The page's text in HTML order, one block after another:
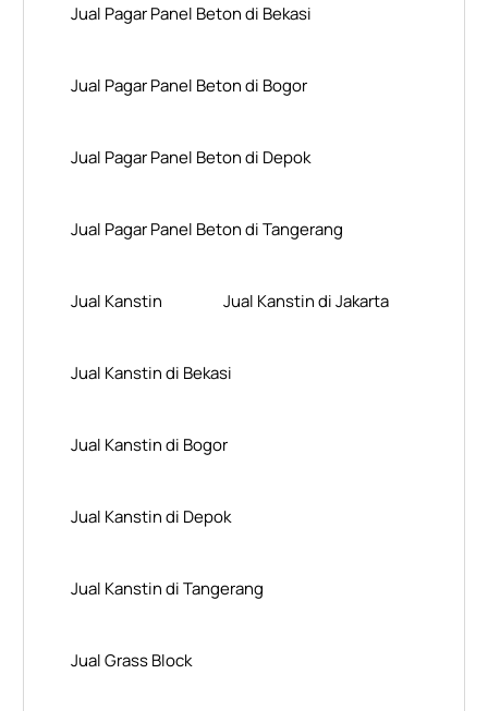
Jual Pagar Panel Beton di Bekasi
Jual Pagar Panel Beton di Bogor
Jual Pagar Panel Beton di Depok
Jual Pagar Panel Beton di Tangerang
Jual Kanstin Jual Kanstin di Jakarta
Jual Kanstin di Bekasi
Jual Kanstin di Bogor
Jual Kanstin di Depok
Jual Kanstin di Tangerang
Jual Grass Block